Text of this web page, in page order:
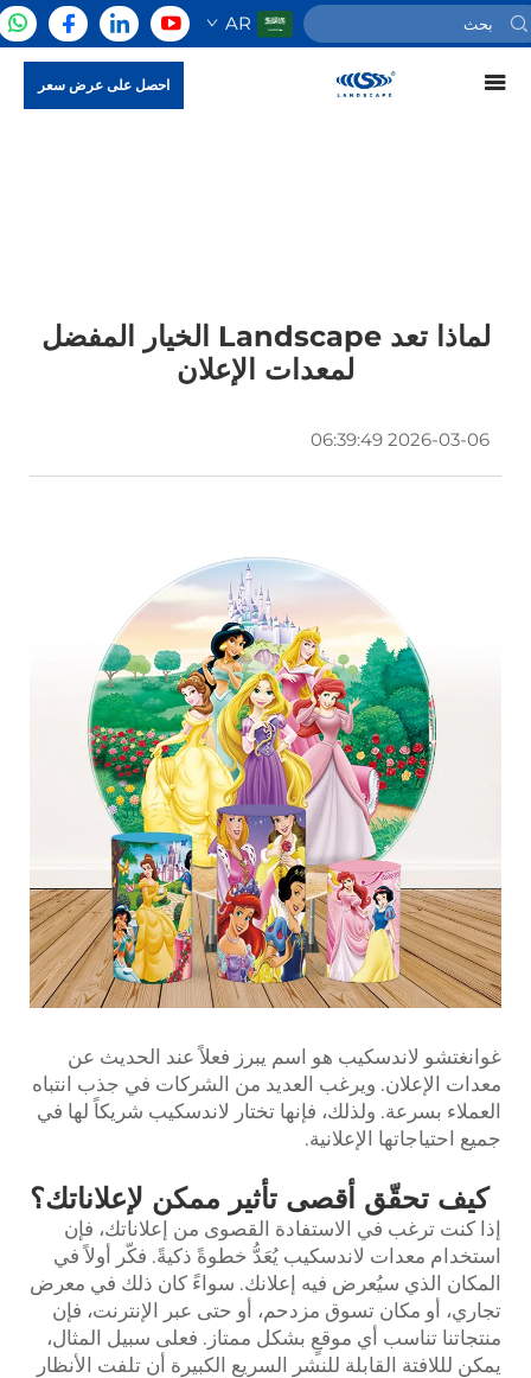
AR
احصل على عرض سعر
لماذا تعد Landscape الخيار المفضل
لمعدات الإعلان
2026-03-06 06:39:49
غوانغتشو لاندسكيب هو اسم يبرز فعلاً عند الحديث عن
معدات الإعلان. ويرغب العديد من الشركات في جذب انتباه
العملاء بسرعة. ولذلك، فإنها تختار لاندسكيب شريكاً لها في
جميع احتياجاتها الإعلانية.
كيف تحقّق أقصى تأثير ممكن لإعلاناتك؟
إذا كنت ترغب في الاستفادة القصوى من إعلاناتك، فإن
استخدام معدات لاندسكيب يُعَدُّ خطوةً ذكيةً. فكّر أولاً في
المكان الذي سيُعرض فيه إعلانك. سواءً كان ذلك في معرض
تجاري، أو مكان تسوق مزدحم، أو حتى عبر الإنترنت، فإن
منتجاتنا تناسب أي موقعٍ بشكل ممتاز. فعلى سبيل المثال،
يمكن لللافتة القابلة للنشر السريع الكبيرة أن تلفت الأنظار